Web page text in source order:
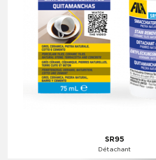
SR95
Détachant